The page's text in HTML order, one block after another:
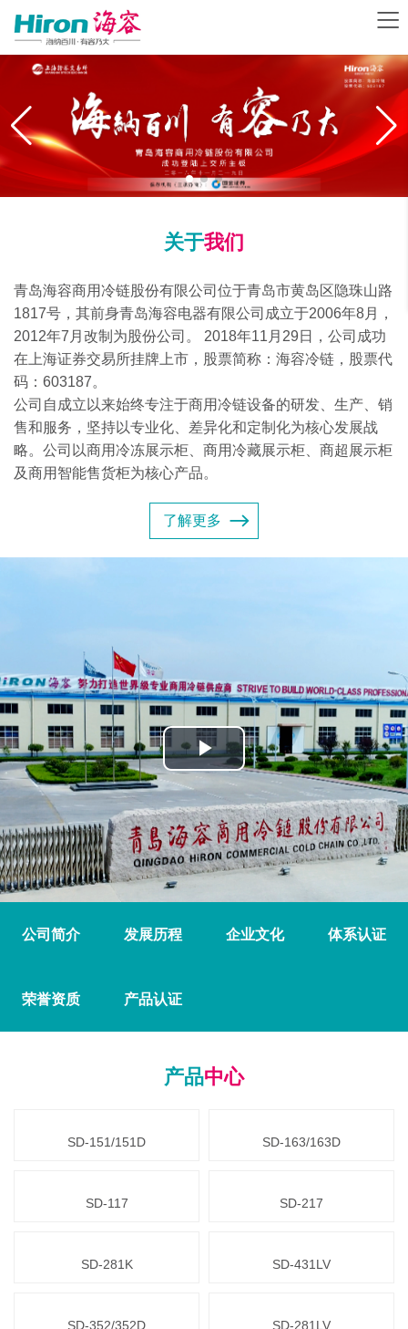
关于我们
青岛海容商用冷链股份有限公司位于青岛市黄岛区隐珠山路
1817号，其前身青岛海容电器有限公司成立于2006年8月，
2012年7月改制为股份公司。 2018年11月29日，公司成功
在上海证券交易所挂牌上市，股票简称：海容冷链，股票代
码：603187。
公司自成立以来始终专注于商用冷链设备的研发、生产、销
售和服务，坚持以专业化、差异化和定制化为核心发展战
略。公司以商用冷冻展示柜、商用冷藏展示柜、商超展示柜
及商用智能售货柜为核心产品。
了解更多
公司简介 发展历程 企业文化 体系认证
荣誉资质 产品认证
Play
Video
产品中心
SD-151/151D SD-163/163D
SD-117 SD-217
SD-281K SD-431LV
SD-352/352D SD-281LV